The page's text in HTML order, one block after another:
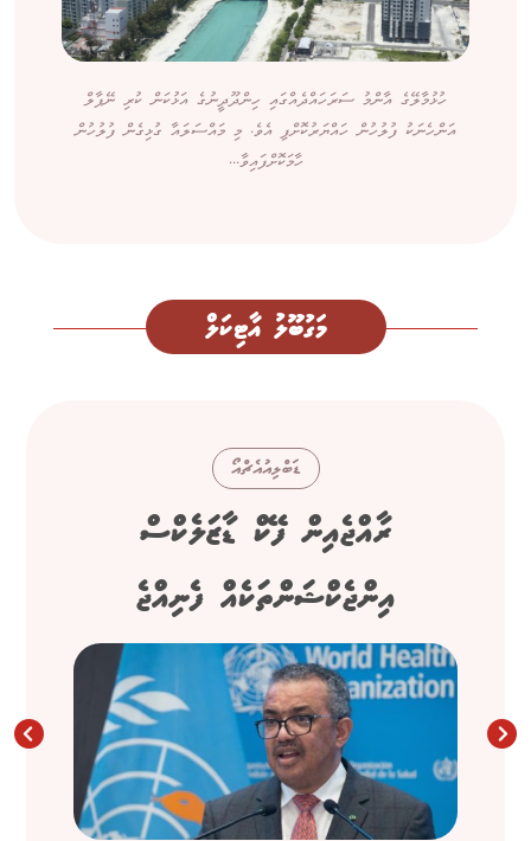
ހުޅުމާލޭގެ އާންމު ސަރަހައްދެއްގައި ހިންދޫދީނުގެ އަޅުކަން ކުރި ނޭޕާލް
އަންހެނަކު ފުލުހުން ހައްޔަރުކޮށްފި އެވެ. މި މައްސަލައާ ގުޅިގެން ފުލުހުން
ހާމަކޮށްފައިވާ...
މަގުބޫލު އާޓިކަލް
ޑަބްލިއުއެޗްއޯ
ރާއްޖެއިން ފޭކް ޑާޒަލެކްސް
އިންޖެކްޝަންތަކެއް ފެނިއްޖެ